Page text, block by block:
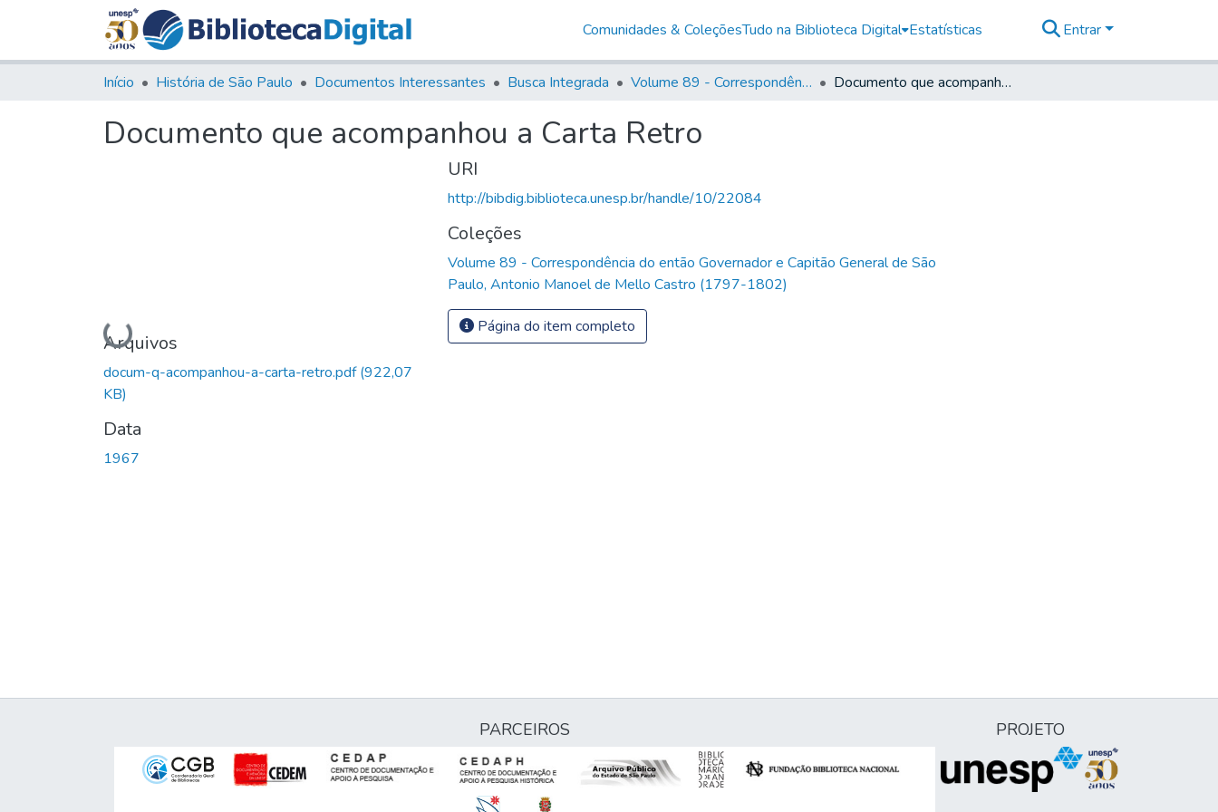
Comunidades & ColeçõesTudo na Biblioteca Digital Estatísticas Entrar
Início História de São Paulo Documentos Interessantes Busca Integrada Volume 89 - Correspondência do então Governador e Capitão General de São Paulo, Antonio Manoel de Mello Castro (1797-1802) Documento que acompanhou a Carta Retro
Documento que acompanhou a Carta Retro
Carregando...
Arquivos
docum-q-acompanhou-a-carta-retro.pdf(922,07
KB)
Data
1967
URI
http://bibdig.biblioteca.unesp.br/handle/10/22084
Coleções
Volume 89 - Correspondência do então Governador e Capitão General de São
Paulo, Antonio Manoel de Mello Castro (1797-1802)
Página do item completo
PARCEIROS PROJETO